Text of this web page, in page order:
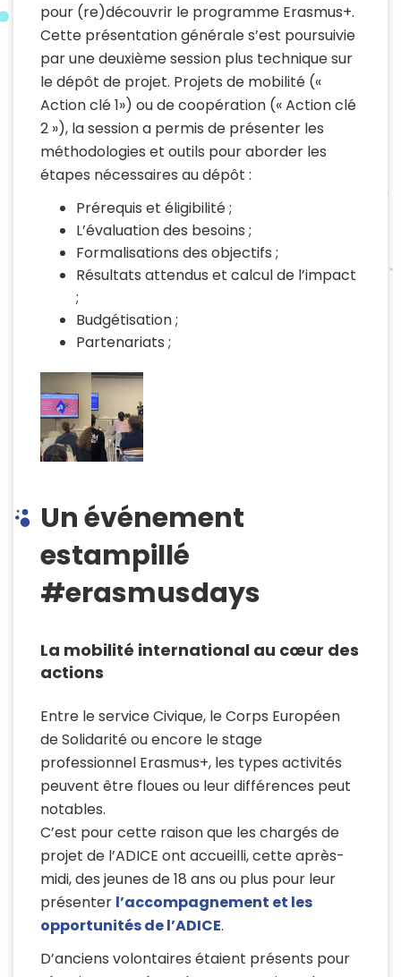
pour (re)découvrir le programme Erasmus+.
Cette présentation générale s’est poursuivie
par une deuxième session plus technique sur
le dépôt de projet. Projets de mobilité («
Action clé 1») ou de coopération (« Action clé
2 »), la session a permis de présenter les
méthodologies et outils pour aborder les
étapes nécessaires au dépôt :
Prérequis et éligibilité ;
L’évaluation des besoins ;
Formalisations des objectifs ;
Résultats attendus et calcul de l’impact
;
Budgétisation ;
Partenariats ;
Un événement
estampillé
#erasmusdays
La mobilité international au cœur des
actions
Entre le service Civique, le Corps Européen
de Solidarité ou encore le stage
professionnel Erasmus+, les types activités
peuvent être floues ou leur différences peut
notables.
C’est pour cette raison que les chargés de
projet de l’ADICE ont accueilli, cette après-
midi, des jeunes de 18 ans ou plus pour leur
présenter l’accompagnement et les
opportunités de l’ADICE.
D’anciens volontaires étaient présents pour